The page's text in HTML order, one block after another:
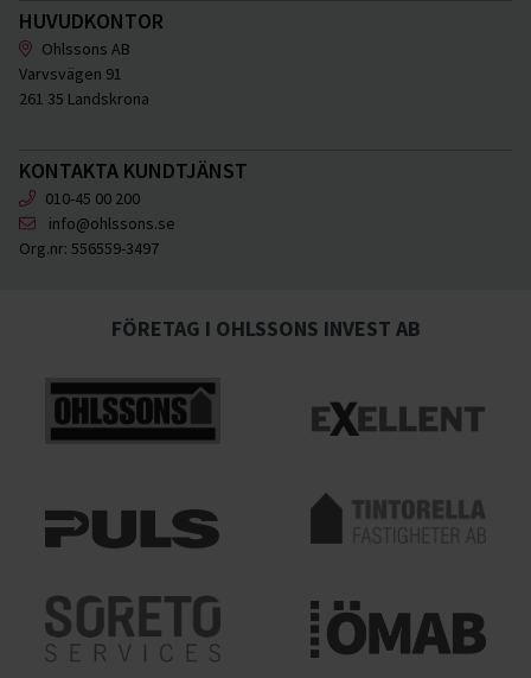
HUVUDKONTOR
Ohlssons AB
Varvsvägen 91
261 35 Landskrona
KONTAKTA KUNDTJÄNST
010-45 00 200
info@ohlssons.se
Org.nr: 556559-3497
FÖRETAG I OHLSSONS INVEST AB